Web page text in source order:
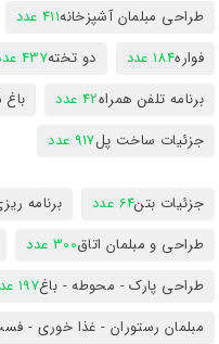
طراحی مبلمان آشپزخانه411 عدد
فواره184 عدد دو تخته437 عدد
برنامه تلفن همراه42 عدد
جزئیات ساخت پل917 عدد
جزئیات بتن64 عدد برنامه
طراحی و مبلمان اتاق300 عدد
طراحی پارک - محوطه - باغ197 عدد
مبلمان رستوران - غذا خوری -